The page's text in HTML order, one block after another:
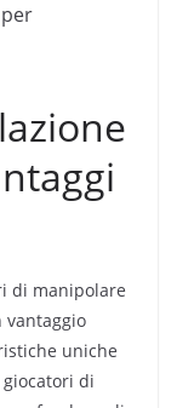
di manipolare
vantaggio
uniche
di